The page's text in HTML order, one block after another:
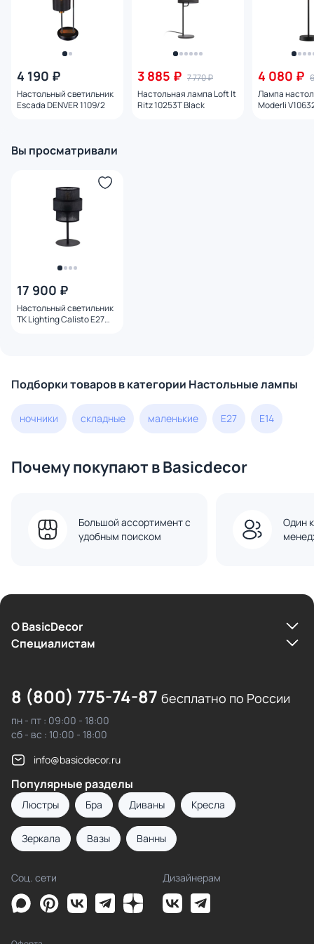
4 190 ₽
Настольный светильник
Escada DENVER 1109/2
3 885 ₽ 7 770 ₽
Настольная лампа Loft It
Ritz 10253T Black
4 080 ₽
Лампа
Moderli
Вы просматривали
17 900 ₽
Настольный светильник
TK Lighting Calisto E27
Подборки товаров в категории Настольные лампы
ночники складные маленькие E27 E14
Почему покупают в Basicdecor
Большой ассортимент с
удобным поиском
Один
О BasicDecor
Cпециалистам
8 (800) 775-74-87 бесплатно по России
пн - пт : 09:00 - 18:00
сб - вс : 10:00 - 18:00
info@basicdecor.ru
Популярные разделы
Люстры Бра Диваны Кресла
Зеркала Вазы Ванны
Соц. сети Дизайнерам